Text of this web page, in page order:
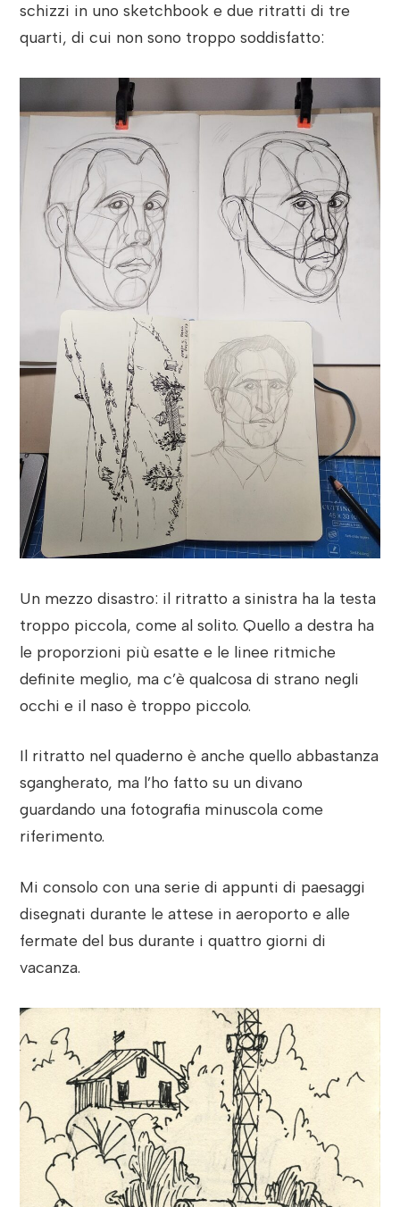
schizzi in uno sketchbook e due ritratti di tre
quarti, di cui non sono troppo soddisfatto:
Un mezzo disastro: il ritratto a sinistra ha la testa
troppo piccola, come al solito. Quello a destra ha
le proporzioni più esatte e le linee ritmiche
definite meglio, ma c’è qualcosa di strano negli
occhi e il naso è troppo piccolo.
Il ritratto nel quaderno è anche quello abbastanza
sgangherato, ma l’ho fatto su un divano
guardando una fotografia minuscola come
riferimento.
Mi consolo con una serie di appunti di paesaggi
disegnati durante le attese in aeroporto e alle
fermate del bus durante i quattro giorni di
vacanza.